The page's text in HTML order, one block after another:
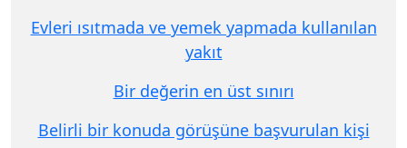
Evleri ısıtmada ve yemek yapmada kullanılan
yakıt
Bir değerin en üst sınırı
Belirli bir konuda görüşüne başvurulan kişi